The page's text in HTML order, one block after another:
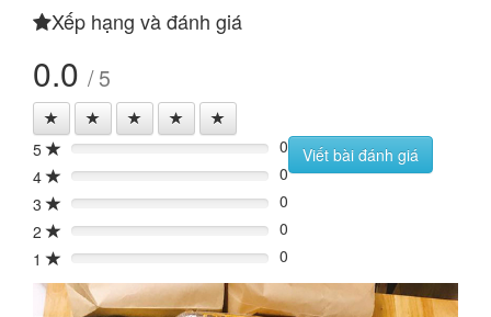
Xếp hạng và đánh giá
0.0 / 5
5 0%
0
4
0%
0
3
0%
0
2
0%
0
1
0% 0
Viết bài đánh giá